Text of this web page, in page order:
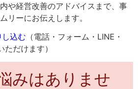
や経営改善のアドバイスまで、事
リーにお伝えします。
込む （電話・フォーム・LINE・
だけます）
みはありませ